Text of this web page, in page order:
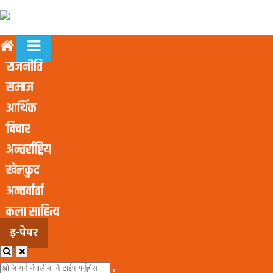
राजनीति
समाज
आर्थिक
विचार
अन्तर्राष्ट्रिय
खेलकुद
अन्तर्वार्ता
कला साहित्य
इ-पेपर